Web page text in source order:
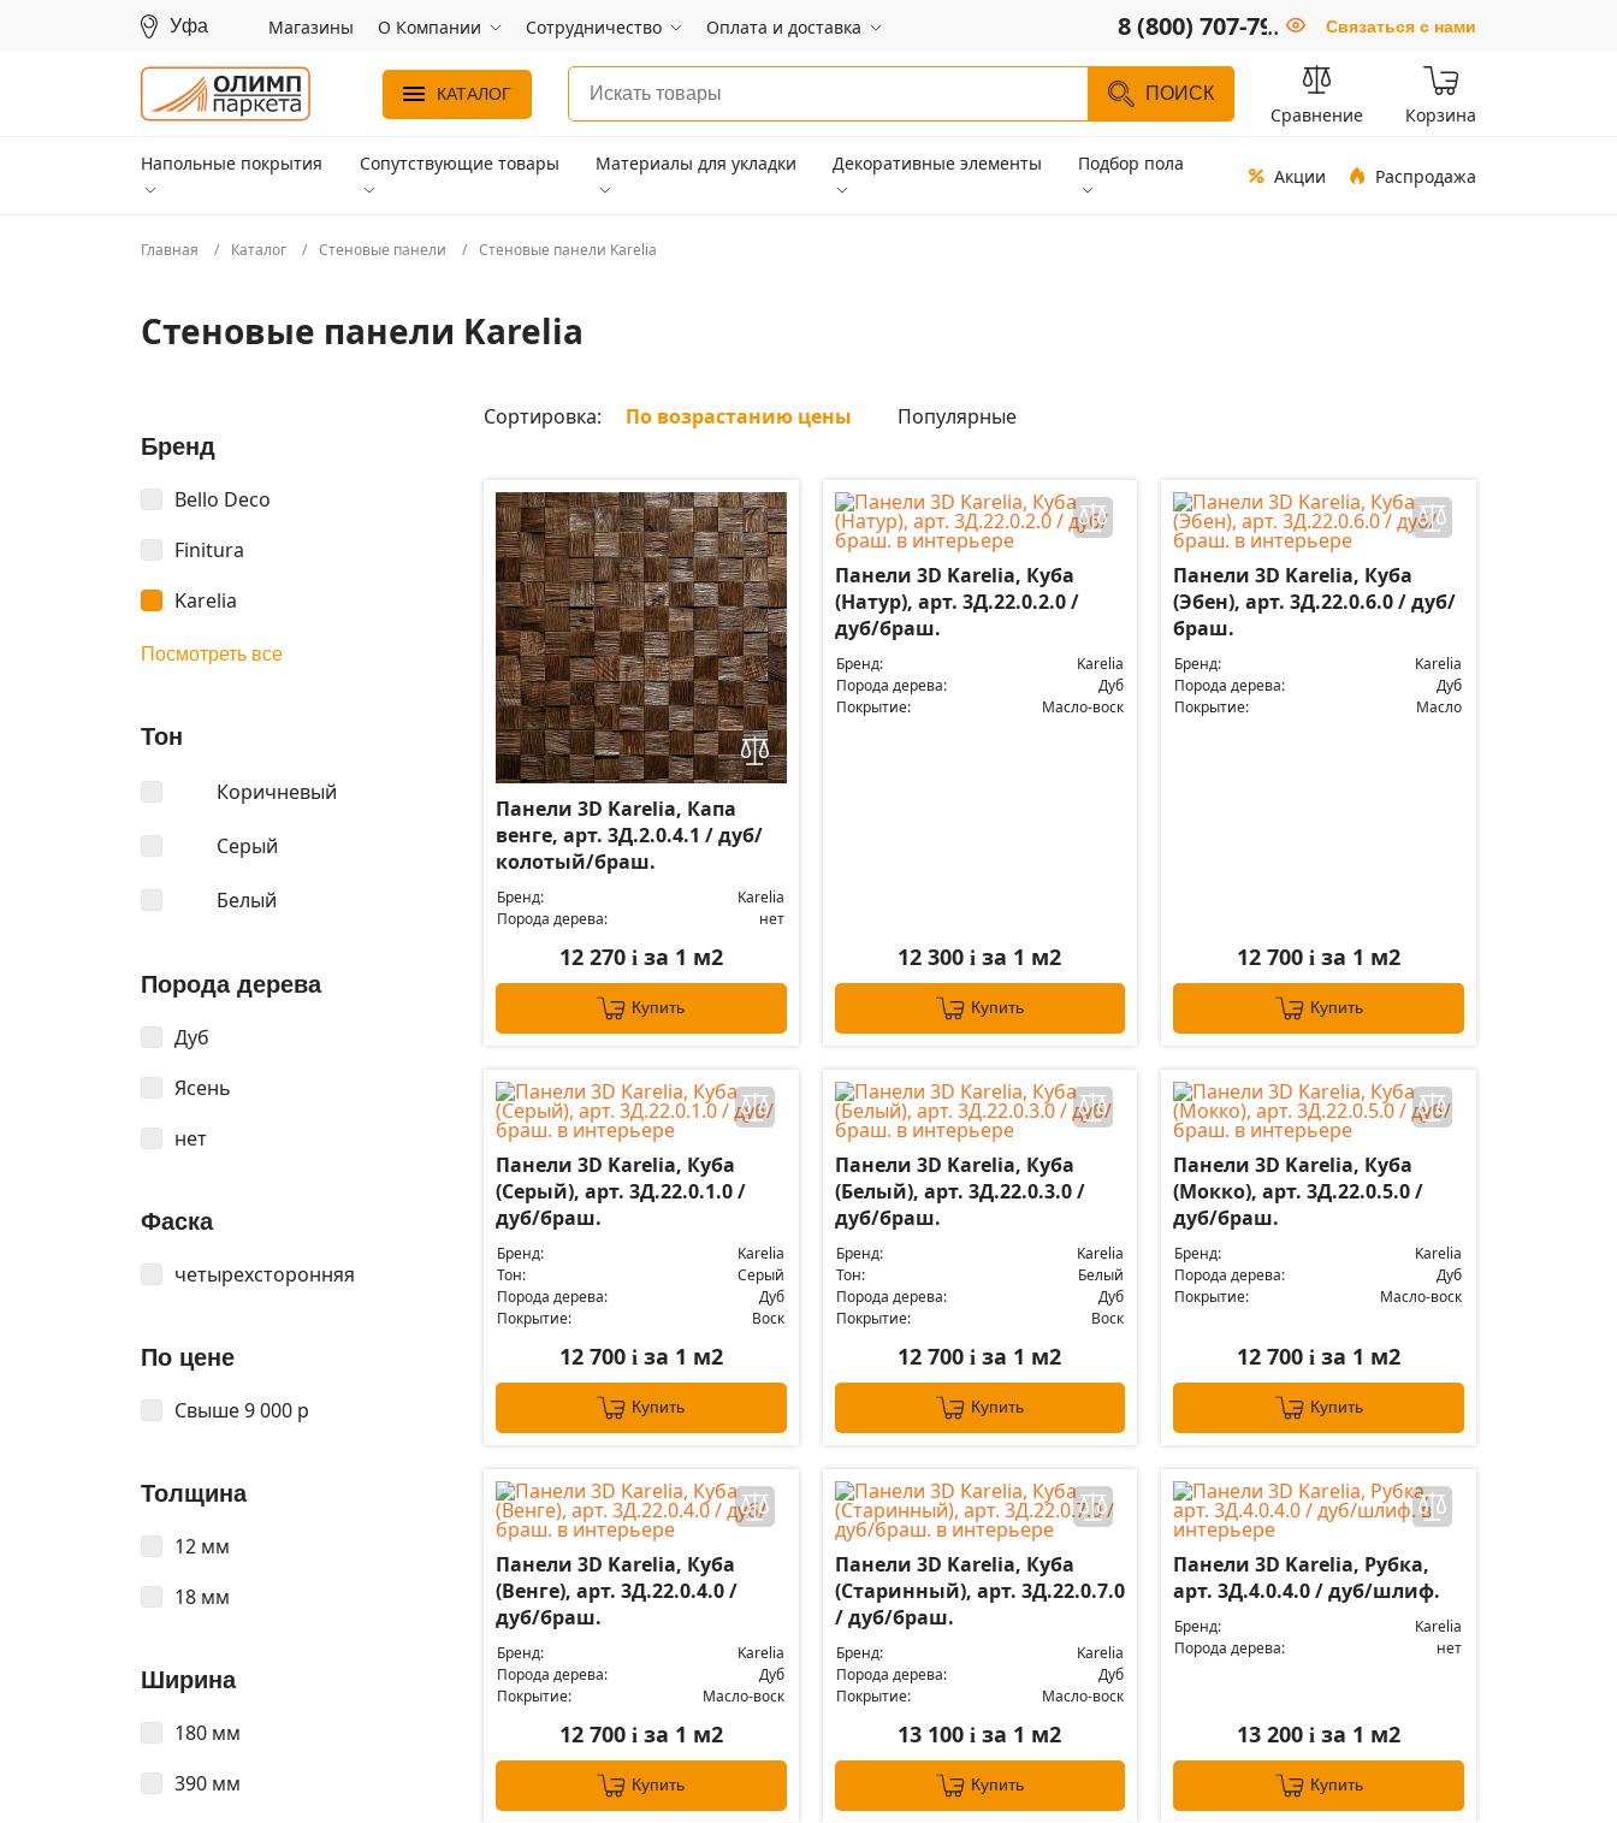
Уфа Магазины О Компании Сотрудничество Оплата и доставка 8 (800) 707-79-66
.. Связаться с нами
КАТАЛОГ ПОИСК
Сравнение Корзина
Напольные покрытия Сопутствующие товары Материалы для укладки Декоративные элементы Подбор пола
Акции Распродажа
Главная Каталог Стеновые панели Стеновые панели Karelia
Стеновые панели Karelia
Бренд
Bello Deco
Finitura
Karelia
Посмотреть все
Тон
Коричневый
Серый
Белый
Порода дерева
Дуб
Ясень
нет
Фаска
четырехсторонняя
По цене
Свыше 9 000 р
Толщина
12 мм
18 мм
Ширина
180 мм
390 мм
Сортировка: По возрастанию цены Популярные
Панели 3D Karelia, Капа
венге, арт. 3Д.2.0.4.1 / дуб/
колотый/браш.
Бренд:
Karelia
Порода дерева:
нет
12 270 i за 1 м2
Купить
Панели 3D Karelia, Куба
(Натур), арт. 3Д.22.0.2.0 /
дуб/браш.
Бренд:
Karelia
Порода дерева:
Дуб
Покрытие:
Масло-воск
12 300i за 1 м2
Купить
Панели 3D Karelia, Куба
(Эбен), арт. 3Д.22.0.6.0 / дуб/
браш.
Бренд:
Karelia
Порода дерева:
Дуб
Покрытие:
Масло
12 700i за 1 м2
Купить
Панели 3D Karelia, Куба
(Серый), арт. 3Д.22.0.1.0 /
дуб/браш.
Бренд:
Karelia
Тон:
Серый
Порода дерева:
Дуб
Покрытие:
Воск
12 700 i за 1 м2
Купить
Панели 3D Karelia, Куба
(Белый), арт. 3Д.22.0.3.0 /
дуб/браш.
Бренд:
Karelia
Тон:
Белый
Порода дерева:
Дуб
Покрытие:
Воск
12 700i за 1 м2
Купить
Панели 3D Karelia, Куба
(Мокко), арт. 3Д.22.0.5.0 /
дуб/браш.
Бренд:
Karelia
Порода дерева:
Дуб
Покрытие:
Масло-воск
12 700i за 1 м2
Купить
Панели 3D Karelia, Куба
(Венге), арт. 3Д.22.0.4.0 /
дуб/браш.
Бренд:
Karelia
Порода дерева:
Дуб
Покрытие:
Масло-воск
12 700 i за 1 м2
Купить
Панели 3D Karelia, Куба
(Старинный), арт. 3Д.22.0.7.0
/ дуб/браш.
Бренд:
Karelia
Порода дерева:
Дуб
Покрытие:
Масло-воск
13 100i за 1 м2
Купить
Панели 3D Karelia, Рубка,
арт. 3Д.4.0.4.0 / дуб/шлиф.
Бренд:
Karelia
Порода дерева:
нет
13 200i за 1 м2
Купить